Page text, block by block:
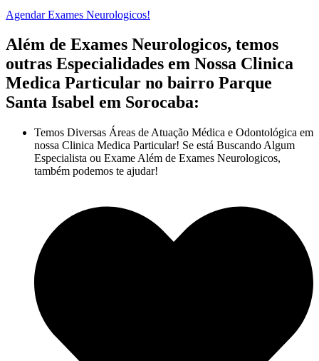
Agendar Exames Neurologicos!
Além de Exames Neurologicos, temos
outras Especialidades em Nossa Clinica
Medica Particular no bairro Parque
Santa Isabel em Sorocaba:
Temos Diversas Áreas de Atuação Médica e Odontológica em
nossa Clinica Medica Particular! Se está Buscando Algum
Especialista ou Exame Além de Exames Neurologicos,
também podemos te ajudar!